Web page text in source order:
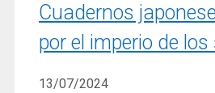
Cuadernos
por el imperio de
13/07/2024